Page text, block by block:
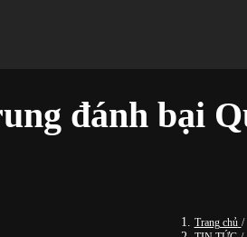
đánh bại
Trang chủ /